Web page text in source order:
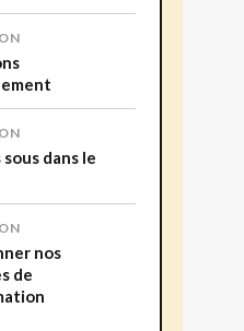
dans le
nos
de